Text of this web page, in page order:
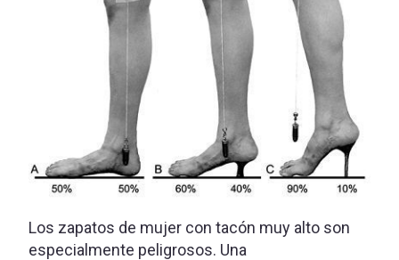
Los zapatos de mujer con tacón muy alto son
especialmente peligrosos. Una